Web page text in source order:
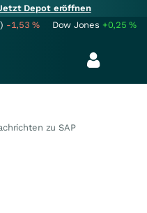
Depot eröffnen
-1,53% Dow Jones +0,25%
zu SAP